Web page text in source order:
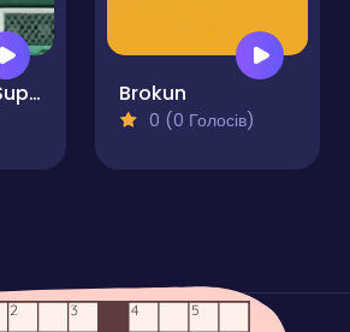
Cyberman V Super Blaster Brokun
0 (0 Голосів)